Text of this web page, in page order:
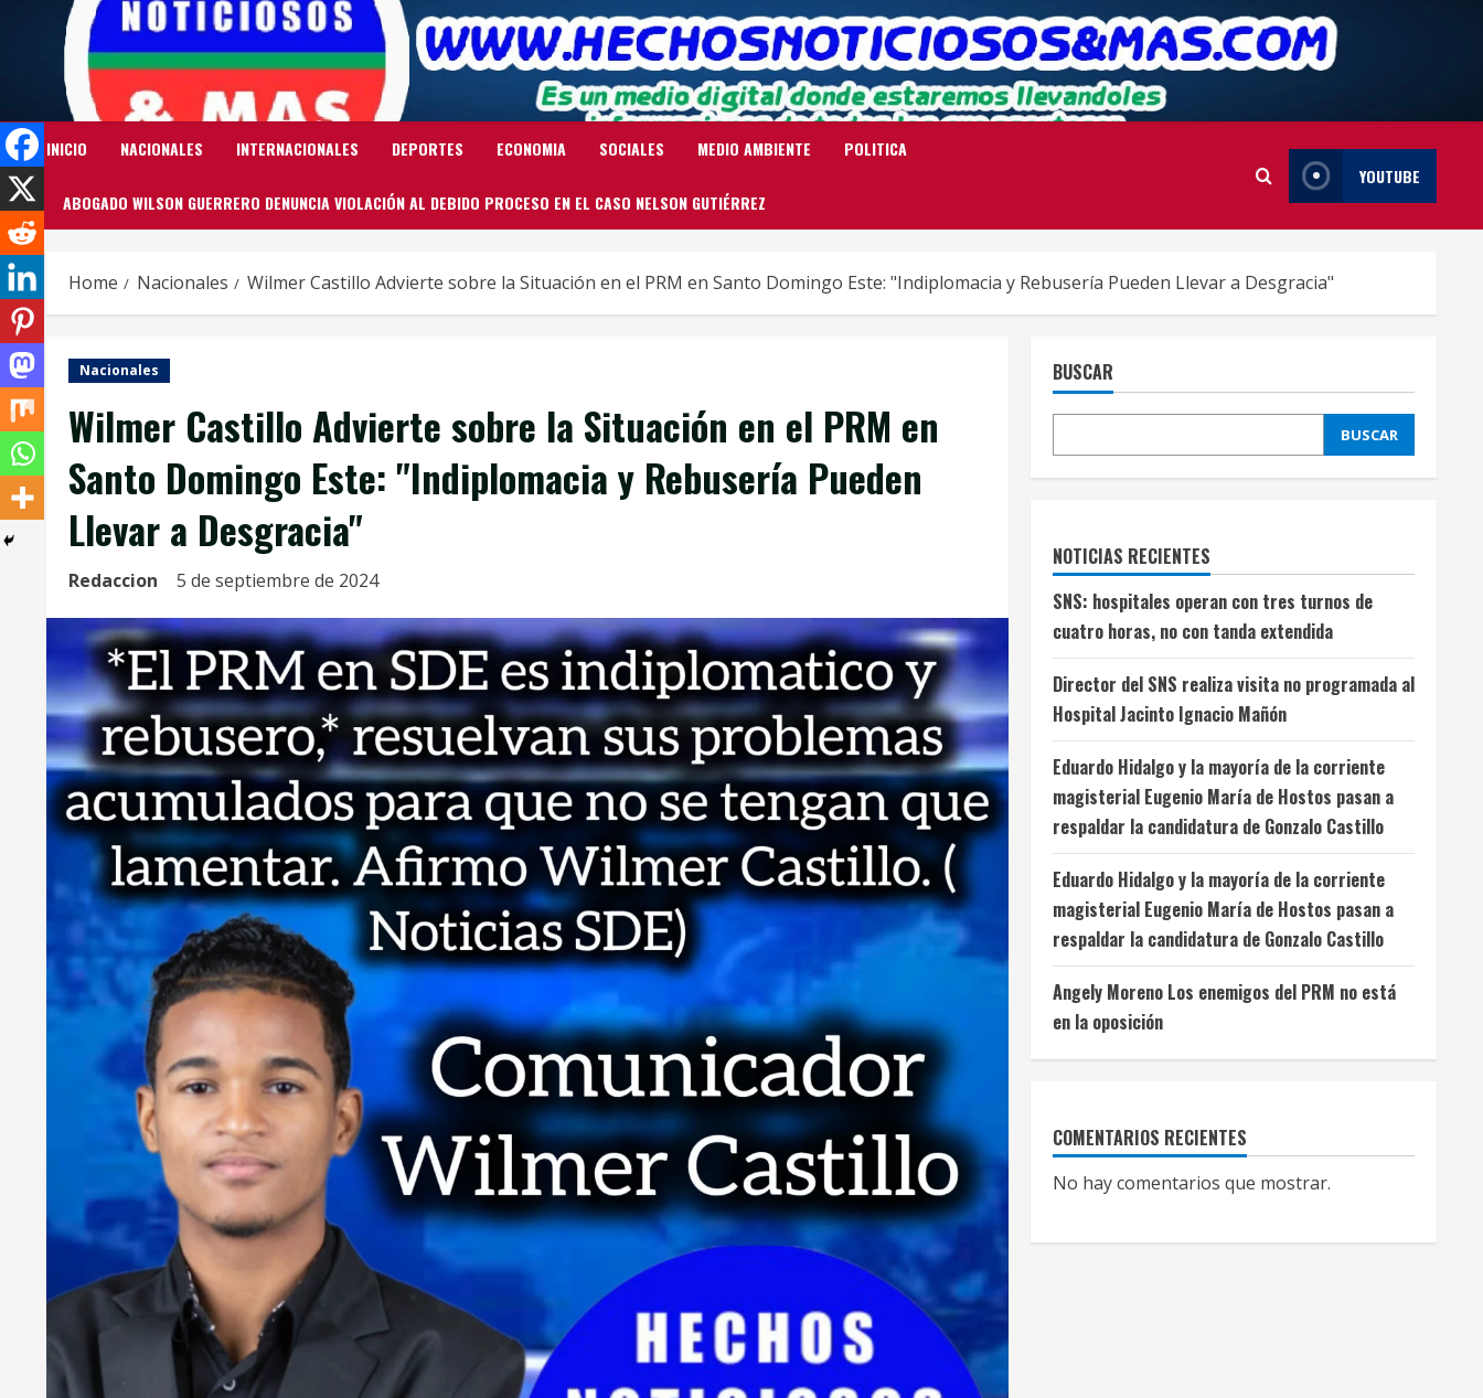
INICIO NACIONALES INTERNACIONALES DEPORTES ECONOMIA SOCIALES MEDIO AMBIENTE POLITICA
ABOGADO WILSON GUERRERO DENUNCIA VIOLACIÓN AL DEBIDO PROCESO EN EL CASO NELSON GUTIÉRREZ
YOUTUBE
Home Nacionales Wilmer Castillo Advierte sobre la Situación en el PRM en Santo Domingo Este: "Indiplomacia y Rebusería Pueden Llevar a Desgracia"
Nacionales
Wilmer Castillo Advierte sobre la Situación en el PRM en
Santo Domingo Este: "Indiplomacia y Rebusería Pueden
Llevar a Desgracia"
Redaccion 5 de septiembre de 2024
BUSCAR
BUSCAR
NOTICIAS RECIENTES
SNS: hospitales operan con tres turnos de
cuatro horas, no con tanda extendida
Director del SNS realiza visita no programada al
Hospital Jacinto Ignacio Mañón
Eduardo Hidalgo y la mayoría de la corriente
magisterial Eugenio María de Hostos pasan a
respaldar la candidatura de Gonzalo Castillo
Eduardo Hidalgo y la mayoría de la corriente
magisterial Eugenio María de Hostos pasan a
respaldar la candidatura de Gonzalo Castillo
Angely Moreno Los enemigos del PRM no está
en la oposición
COMENTARIOS RECIENTES
No hay comentarios que mostrar.